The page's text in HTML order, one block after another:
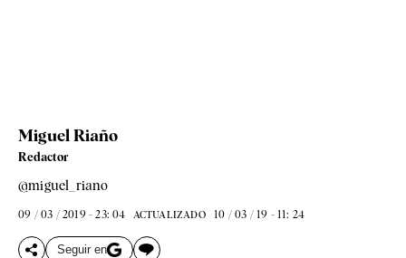
Miguel Riaño
Redactor
@miguel_riano
09 / 03 / 2019 - 23: 04 ACTUALIZADO 10 / 03 / 19 - 11: 24
Seguir en